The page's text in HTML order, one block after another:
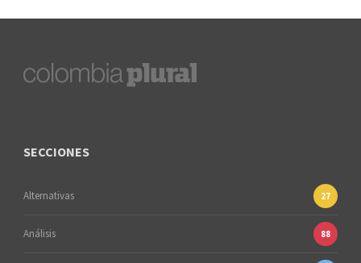
SECCIONES
Alternativas 27
Análisis 88